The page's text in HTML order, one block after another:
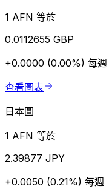
1 AFN 等於
0.0112655 GBP
+0.0000 (0.00%) 每週
查看圖表
日本圓
1 AFN 等於
2.39877 JPY
+0.0050 (0.21%) 每週